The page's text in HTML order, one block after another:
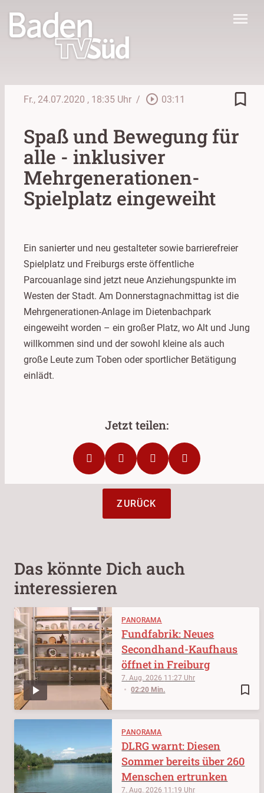
menu
Fr., 24.07.2020 , 18:35 Uhr / play_circle_outline 03:11 bookmark_border
Spaß und Bewegung für
alle - inklusiver
Mehrgenerationen-
Spielplatz eingeweiht
Ein sanierter und neu gestalteter sowie barrierefreier
Spielplatz und Freiburgs erste öffentliche
Parcouanlage sind jetzt neue Anziehungspunkte im
Westen der Stadt. Am Donnerstagnachmittag ist die
Mehrgenerationen-Anlage im Dietenbachpark
eingeweiht worden – ein großer Platz, wo Alt und Jung
willkommen sind und der sowohl kleine als auch
große Leute zum Toben oder sportlicher Betätigung
einlädt.
ZURÜCK
Das könnte Dich auch
interessieren
PANORAMA
bookmark_border
7. Aug. 2026 11:27
02:20 Min.
Fundfabrik: Neues
Secondhand-Kaufhaus
öffnet in Freiburg
PANORAMA
7. Aug. 2026 11:19
DLRG warnt: Diesen
Sommer bereits über 260
Menschen ertrunken